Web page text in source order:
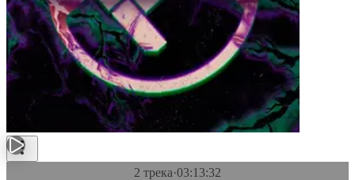
2 трека·03:13:32